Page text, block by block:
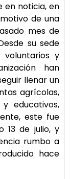
en noticia, en
de una
mes de
su sede
y
han
llenar un
agrícolas,
educativos,
este fue
13 de julio, y
rumbo a
hace